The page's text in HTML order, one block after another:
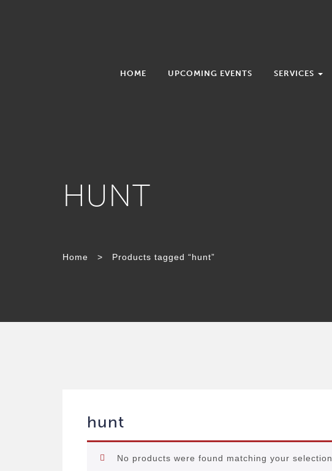
HOME UPCOMING EVENTS SERVICES
HUNT
Home > Products tagged “hunt”
hunt
No products were found matching your selection.